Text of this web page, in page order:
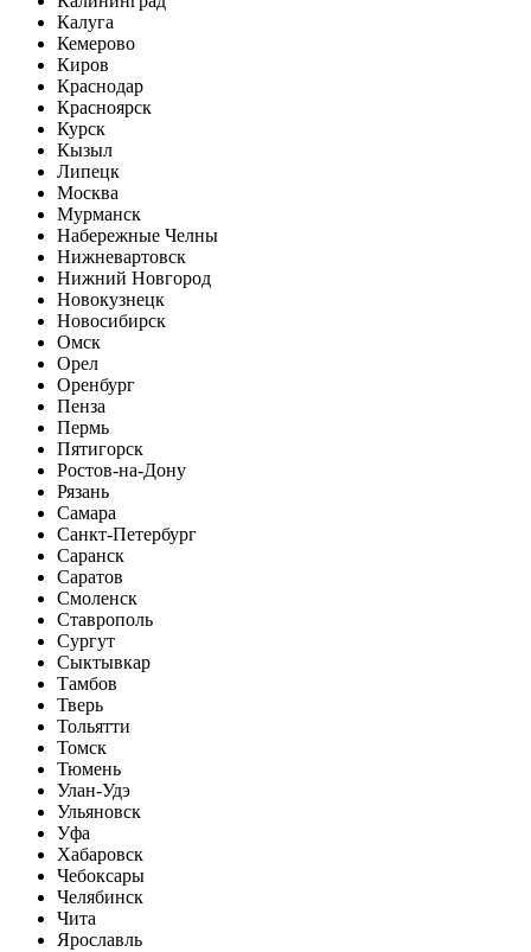
Калуга
Кемерово
Киров
Краснодар
Красноярск
Курск
Кызыл
Липецк
Москва
Мурманск
Набережные Челны
Нижневартовск
Нижний Новгород
Новокузнецк
Новосибирск
Омск
Орел
Оренбург
Пенза
Пермь
Пятигорск
Ростов-на-Дону
Рязань
Самара
Санкт-Петербург
Саранск
Саратов
Смоленск
Ставрополь
Сургут
Сыктывкар
Тамбов
Тверь
Тольятти
Томск
Тюмень
Улан-Удэ
Ульяновск
Уфа
Хабаровск
Чебоксары
Челябинск
Чита
Ярославль